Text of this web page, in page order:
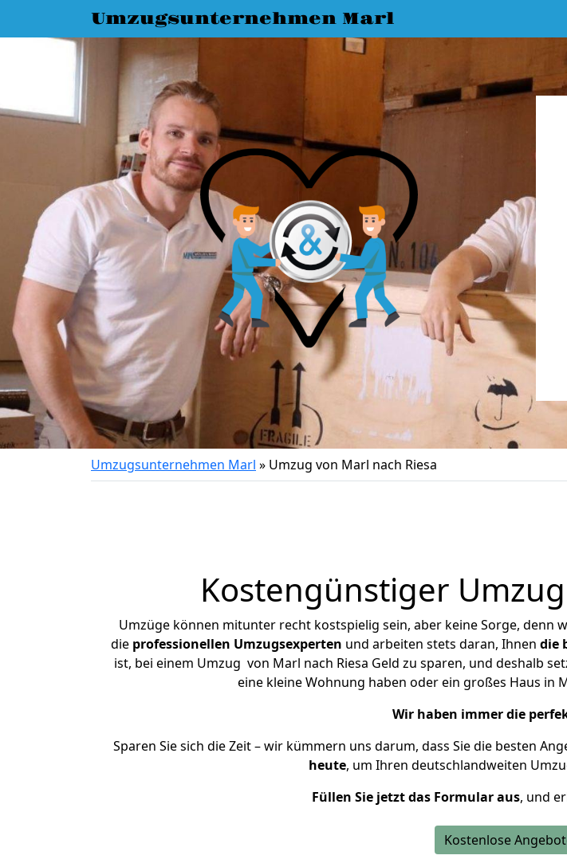
Umzugsunternehmen Marl
Umzugsunternehmen Marl » Umzug von Marl nach Riesa
Kostengünstiger
Umzüge können mitunter recht kostspielig sein, aber keine Sorge, denn
die professionellen Umzugsexperten und arbeiten stets daran, Ihnen die
ist, bei einem Umzug von Marl nach Riesa Geld zu sparen, und deshalb
eine kleine Wohnung haben oder ein großes Haus in
Wir haben immer die
Sparen Sie sich die Zeit – wir kümmern uns darum, dass Sie die besten
heute, um Ihren deutschlandweiten
Füllen Sie jetzt das Formular aus, und
Kostenlose